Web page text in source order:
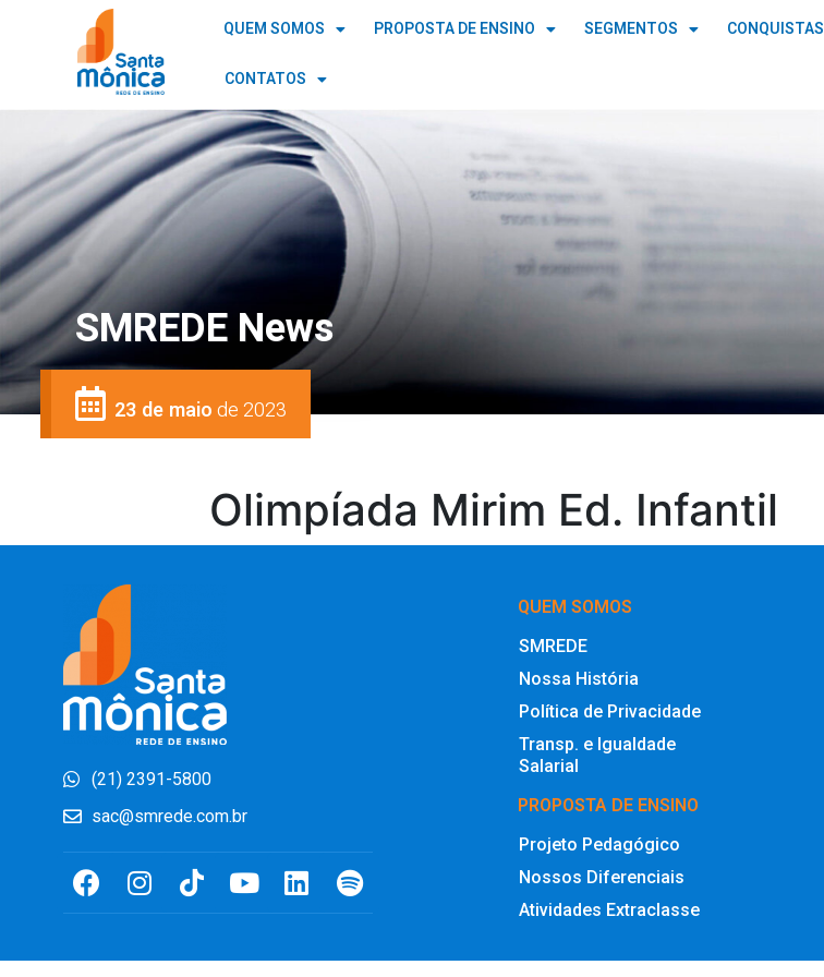
QUEM SOMOS PROPOSTA DE ENSINO SEGMENTOS CONQUISTAS
CONTATOS
SMREDE News
23 de maiode 2023
Olimpíada Mirim Ed. Infantil
(21) 2391-5800
sac@smrede.com.br
QUEM SOMOS
SMREDE
Nossa História
Política de Privacidade
Transp. e Igualdade
Salarial
PROPOSTA DE ENSINO
Projeto Pedagógico
Nossos Diferenciais
Atividades Extraclasse